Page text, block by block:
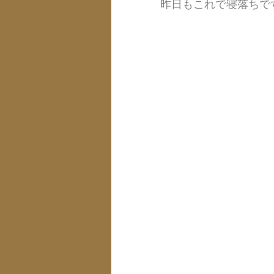
昨日もこれで寝落ちで